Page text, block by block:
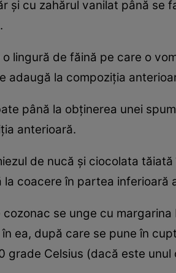
şi cu zahărul vanilat până se
lingură de făină pe care o
adaugă la compoziția
până la obținerea unei
anterioară.
de nucă şi ciocolata
coacere în partea
cozonac se unge cu
ea, după care se pune în
grade Celsius (dacă este unul